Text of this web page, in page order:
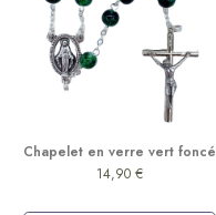
Chapelet en verre vert foncé
14,90 €